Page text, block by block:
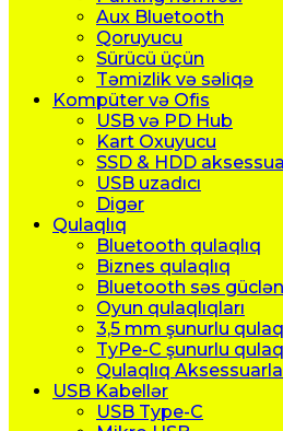
Aux Bluetooth
Qoruyucu
Sürücü üçün
Təmizlik və səliqə
Kompüter və Ofis
USB və PD Hub
Kart Oxuyucu
SSD & HDD
USB uzadıcı
Digər
Qulaqlıq
Bluetooth qulaqlıq
Biznes qulaqlıq
Bluetooth səs
Oyun qulaqlıqları
3,5 mm şunurlu
TyPe-C şunurlu
Qulaqlıq
USB Kabellər
USB Type-C